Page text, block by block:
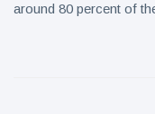
around 80 percent of